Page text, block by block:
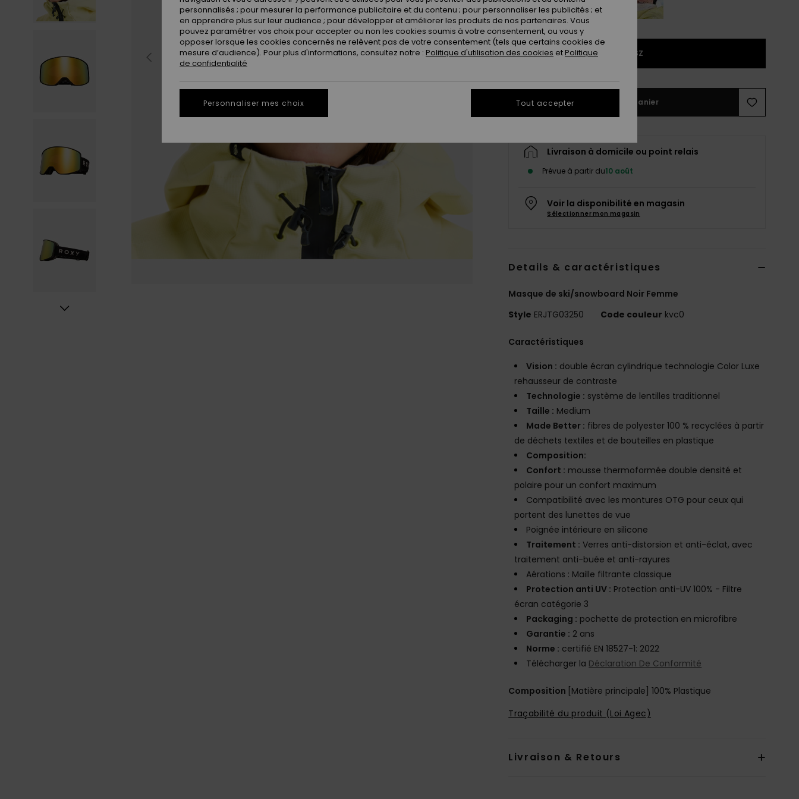
1SZ
Ajouter au panier
Livraison à domicile ou point relais
Prévue à partir du10 août
Voir la disponibilité en magasin
Sélectionner mon magasin
Details & caractéristiques
Masque de ski/snowboard Noir Femme
Style ERJTG03250 Code couleur kvc0
Caractéristiques
Vision : double écran cylindrique technologie Color Luxe
rehausseur de contraste
Technologie : système de lentilles traditionnel
Taille : Medium
Made Better : fibres de polyester 100 % recyclées à partir
de déchets textiles et de bouteilles en plastique
Composition:
Confort : mousse thermoformée double densité et
polaire pour un confort maximum
Compatibilité avec les montures OTG pour ceux qui
portent des lunettes de vue
Poignée intérieure en silicone
Traitement : Verres anti-distorsion et anti-éclat, avec
traitement anti-buée et anti-rayures
Aérations : Maille filtrante classique
Protection anti UV : Protection anti-UV 100% - Filtre
écran catégorie 3
Packaging : pochette de protection en microfibre
Garantie : 2 ans
Norme : certifié EN 18527-1: 2022
Télécharger la Déclaration De Conformité
Composition [Matière principale] 100% Plastique
Traçabilité du produit (Loi Agec)
Livraison & Retours
personnalisés ; pour mesurer la performance publicitaire et du contenu ; pour personnaliser les publicités ; et
en apprendre plus sur leur audience ; pour développer et améliorer les produits de nos partenaires. Vous
pouvez paramétrer vos choix pour accepter ou non les cookies soumis à votre consentement, ou vous y
opposer lorsque les cookies concernés ne relèvent pas de votre consentement (tels que certains cookies de
mesure d’audience). Pour plus d'informations, consultez notre : Politique d'utilisation des cookies etPolitique
de confidentialité
Personnaliser mes choix Tout accepter